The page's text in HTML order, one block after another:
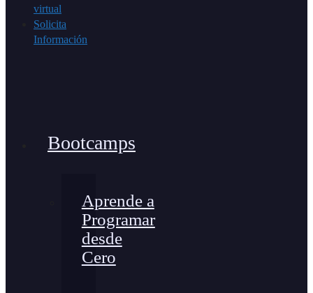
virtual
Solicita
Información
Bootcamps
Aprende a
Programar
desde
Cero